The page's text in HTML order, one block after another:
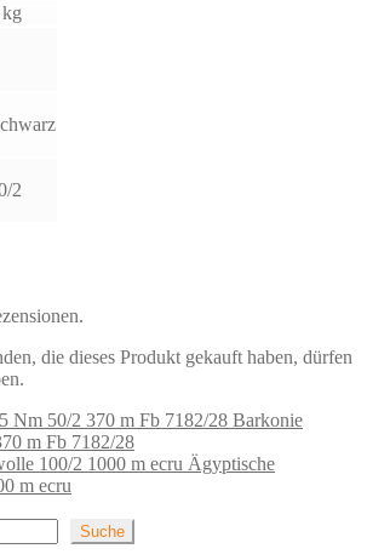
2
die dieses Produkt gekauft haben, dürfen
Barkonie
m Fb 7182/28
Ägyptische
m ecru
Suche